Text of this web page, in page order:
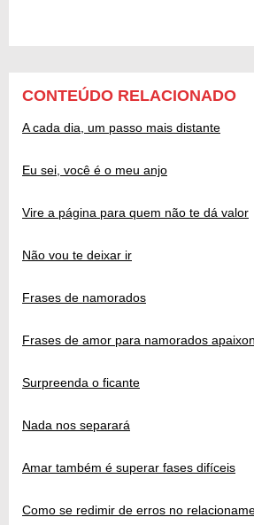
CONTEÚDO RELACIONADO
A cada dia, um passo mais distante
Eu sei, você é o meu anjo
Vire a página para quem não te dá valor
Não vou te deixar ir
Frases de namorados
Frases de amor para namorados
Surpreenda o ficante
Nada nos separará
Amar também é superar fases difíceis
Como se redimir de erros no